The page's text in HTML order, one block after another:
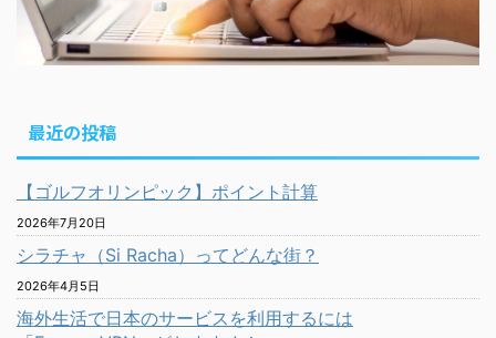
最近の投稿
【ゴルフオリンピック】ポイント計算
2026年7月20日
シラチャ（Si Racha）ってどんな街？
2026年4月5日
海外生活で日本のサービスを利用するには